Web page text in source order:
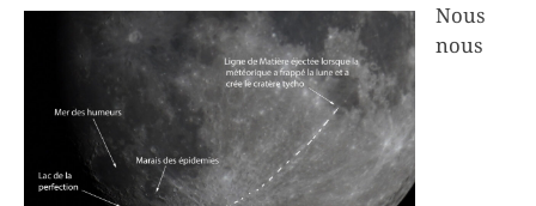
Nous
nous